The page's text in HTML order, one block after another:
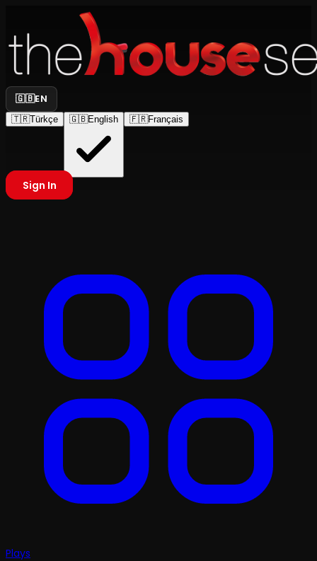
🇬🇧EN
🇹🇷Türkçe 🇬🇧English 🇫🇷Français
Sign In
Plays